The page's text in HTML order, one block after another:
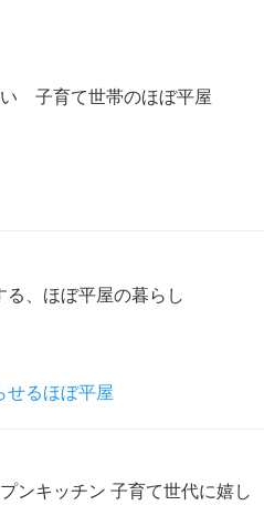
せるほぼ平屋